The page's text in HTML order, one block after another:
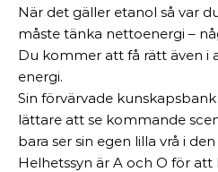
När det gäller etanol så var
måste tänka nettoenergi –
Du kommer att få rätt även i
energi.
Sin förvärvade
lättare att se kommande
bara ser sin egen lilla vrå i
Helhetssyn är A och O för att